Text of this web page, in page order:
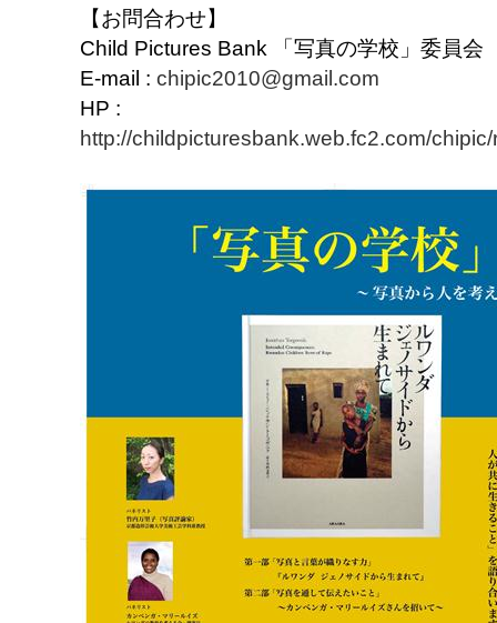
【お問合わせ】
Child Pictures Bank 「写真の学校」委員会
E-mail : chipic2010@gmail.com
HP :
http://childpicturesbank.web.fc2.com/